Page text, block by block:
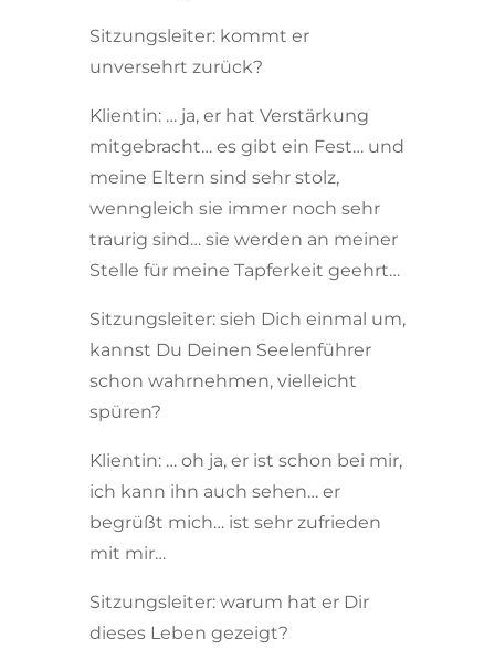
Sitzungsleiter: kommt er
unversehrt zurück?
Klientin: … ja, er hat Verstärkung
mitgebracht… es gibt ein Fest… und
meine Eltern sind sehr stolz,
wenngleich sie immer noch sehr
traurig sind… sie werden an meiner
Stelle für meine Tapferkeit geehrt…
Sitzungsleiter: sieh Dich einmal um,
kannst Du Deinen Seelenführer
schon wahrnehmen, vielleicht
spüren?
Klientin: … oh ja, er ist schon bei mir,
ich kann ihn auch sehen… er
begrüßt mich… ist sehr zufrieden
mit mir…
Sitzungsleiter: warum hat er Dir
dieses Leben gezeigt?